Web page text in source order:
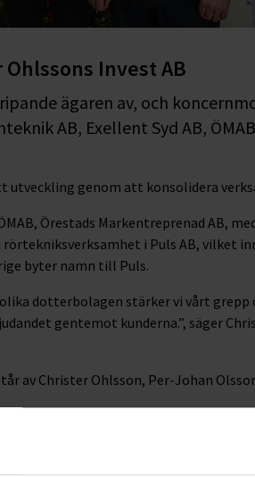
Invest AB
ägaren av, och
AB, Exellent Syd AB,
utveckling genom att konsolidera
Örestads Markentreprenad AB,
rörtekniksverksamhet i Puls AB, vilket
byter namn till Puls.
dotterbolagen stärker vi vårt grepp
gentemot kunderna.”, säger
av Christer Ohlsson, Per-Johan